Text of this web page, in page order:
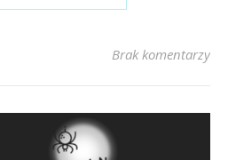
Brak komentarzy